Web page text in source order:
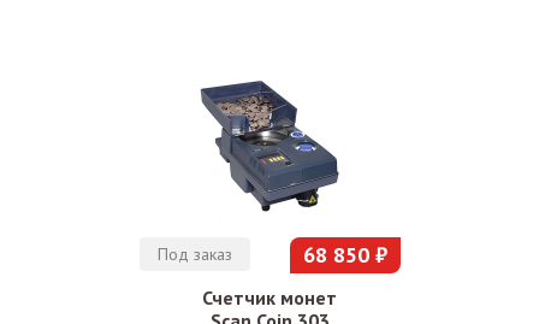
Под заказ 68 850 ₽
Счетчик монет